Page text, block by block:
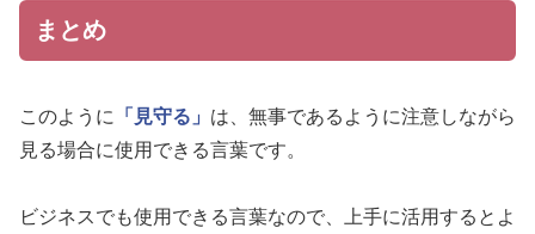
まとめ
このように 「見守る」 は、無事であるように注意しながら
見る場合に使用できる言葉です。
ビジネスでも使用できる言葉なので、上手に活用するとよ